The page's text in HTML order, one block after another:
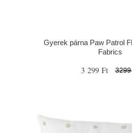
Gyerek párna Paw Patrol
Fabrics
3 299 Ft